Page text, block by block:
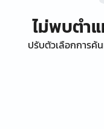
ไม่พบตำ
ปรับตัวเลือกการค้